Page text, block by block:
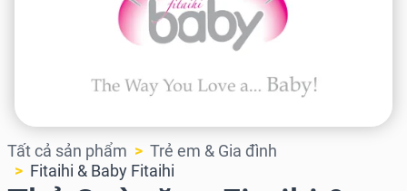
Tất cả sản phẩm
Trẻ em & Gia đình
Fitaihi & Baby Fitaihi